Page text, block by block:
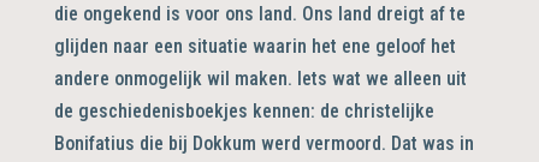
die ongekend is voor ons land. Ons land dreigt af te
glijden naar een situatie waarin het ene geloof het
andere onmogelijk wil maken. Iets wat we alleen uit
de geschiedenisboekjes kennen: de christelijke
Bonifatius die bij Dokkum werd vermoord. Dat was in